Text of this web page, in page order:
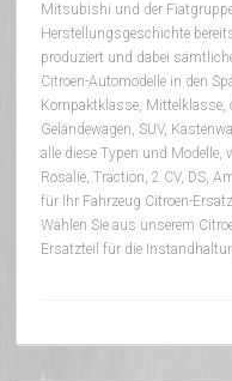
Mitsubishi und der
Herstellungsgeschichte
produziert und dabei
Citroen-Automodelle in den
Kompaktklasse, Mittelklasse,
Geländewagen, SUV,
alle diese Typen und Modelle,
Rosalie, Traction, 2 CV, DS,
für Ihr Fahrzeug Citroen-
Wählen Sie aus unserem
Ersatzteil für die